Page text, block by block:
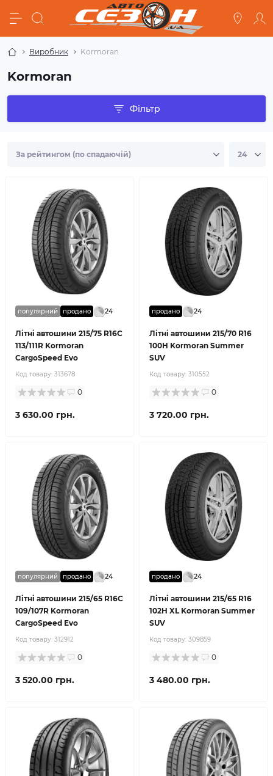
Виробник Kormoran
Kormoran
Фільтр
популярний продано 24
Літні автошини 215/75 R16C
113/111R Kormoran
CargoSpeed Evo
Код товару: 313678
0
3 630.00 грн.
продано 24
Літні автошини 215/70 R16
100H Kormoran Summer
SUV
Код товару: 310552
0
3 720.00 грн.
популярний продано 24
Літні автошини 215/65 R16C
109/107R Kormoran
CargoSpeed Evo
Код товару: 312912
0
3 520.00 грн.
продано 24
Літні автошини 215/65 R16
102H XL Kormoran Summer
SUV
Код товару: 309859
0
3 480.00 грн.